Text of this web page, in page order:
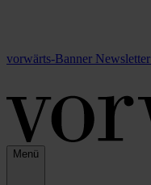
vorwärts-Banner Newsletter
Menü